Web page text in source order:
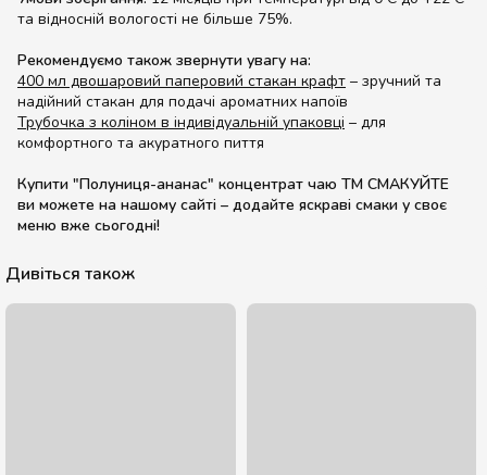
та відносній вологості не більше 75%.
Рекомендуємо також звернути увагу на:
400 мл двошаровий паперовий стакан крафт – зручний та
надійний стакан для подачі ароматних напоїв
Трубочка з коліном в індивідуальній упаковці – для
комфортного та акуратного пиття
Купити "Полуниця-ананас" концентрат чаю ТМ СМАКУЙТЕ
ви можете на нашому сайті – додайте яскраві смаки у своє
меню вже сьогодні!
Дивіться також